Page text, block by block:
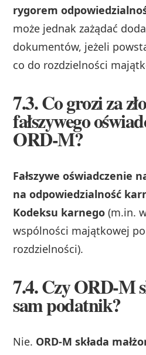
rygorem
może jednak zażądać
dokumentów, jeżeli
co do rozdzielności
7.3. Co grozi za
fałszywego
ORD‑M?
Fałszywe oświadczenie
na odpowiedzialność
Kodeksu karnego (m.in.
wspólności majątkowej
rozdzielności).
7.4. Czy ORD‑M
sam podatnik?
Nie. ORD‑M składa